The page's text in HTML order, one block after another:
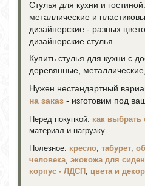
Стулья для кухни и
металлические и
дизайнерские - разных
дизайнерские стулья.
Купить стулья для кухни с
деревянные,
Нужен нестандартный
на заказ - изготовим под
Перед покупкой: как выбрать
материал и нагрузку.
Полезное: кресло, табурет,
человека, экокожа для
корпус - ЛДСП , цвета и